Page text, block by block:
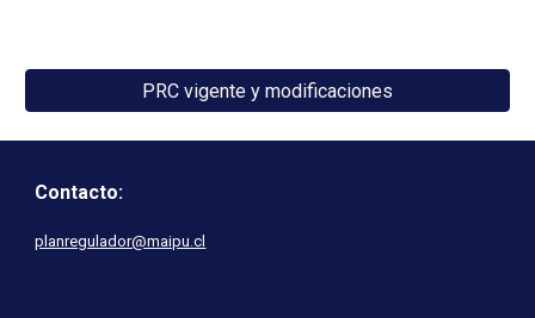
PRC vigente y modificaciones
Contacto:
planregulador@maipu.cl